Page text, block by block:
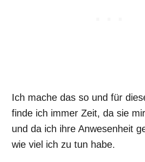
Ich mache das so und für
finde ich immer Zeit, da sie
und da ich ihre Anwesenheit
wie viel ich zu tun habe.